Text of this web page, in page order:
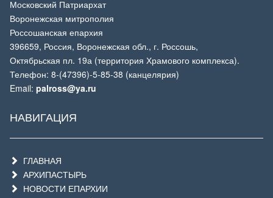
Московский Патриархат
Воронежская митрополия
Россошанская епархия
396659, Россия, Воронежская обл., г. Россошь,
Октябрьская пл. 19а (территория Храмового комплекса).
Телефон: 8-(47396)-5-85-38 (канцелярия)
Email: palross@ya.ru
НАВИГАЦИЯ
ГЛАВНАЯ
АРХИПАСТЫРЬ
НОВОСТИ ЕПАРХИИ